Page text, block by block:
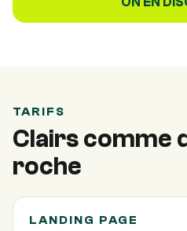
TARIFS
Clairs comme
roche
LANDING PAGE